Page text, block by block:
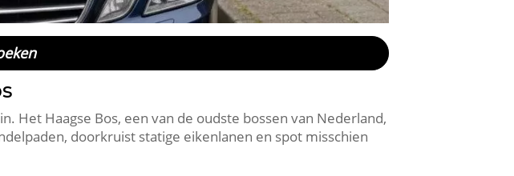
Het Haagse Bos, een van de oudste bossen van Nederland,
doorkruist statige eikenlanen en spot misschien